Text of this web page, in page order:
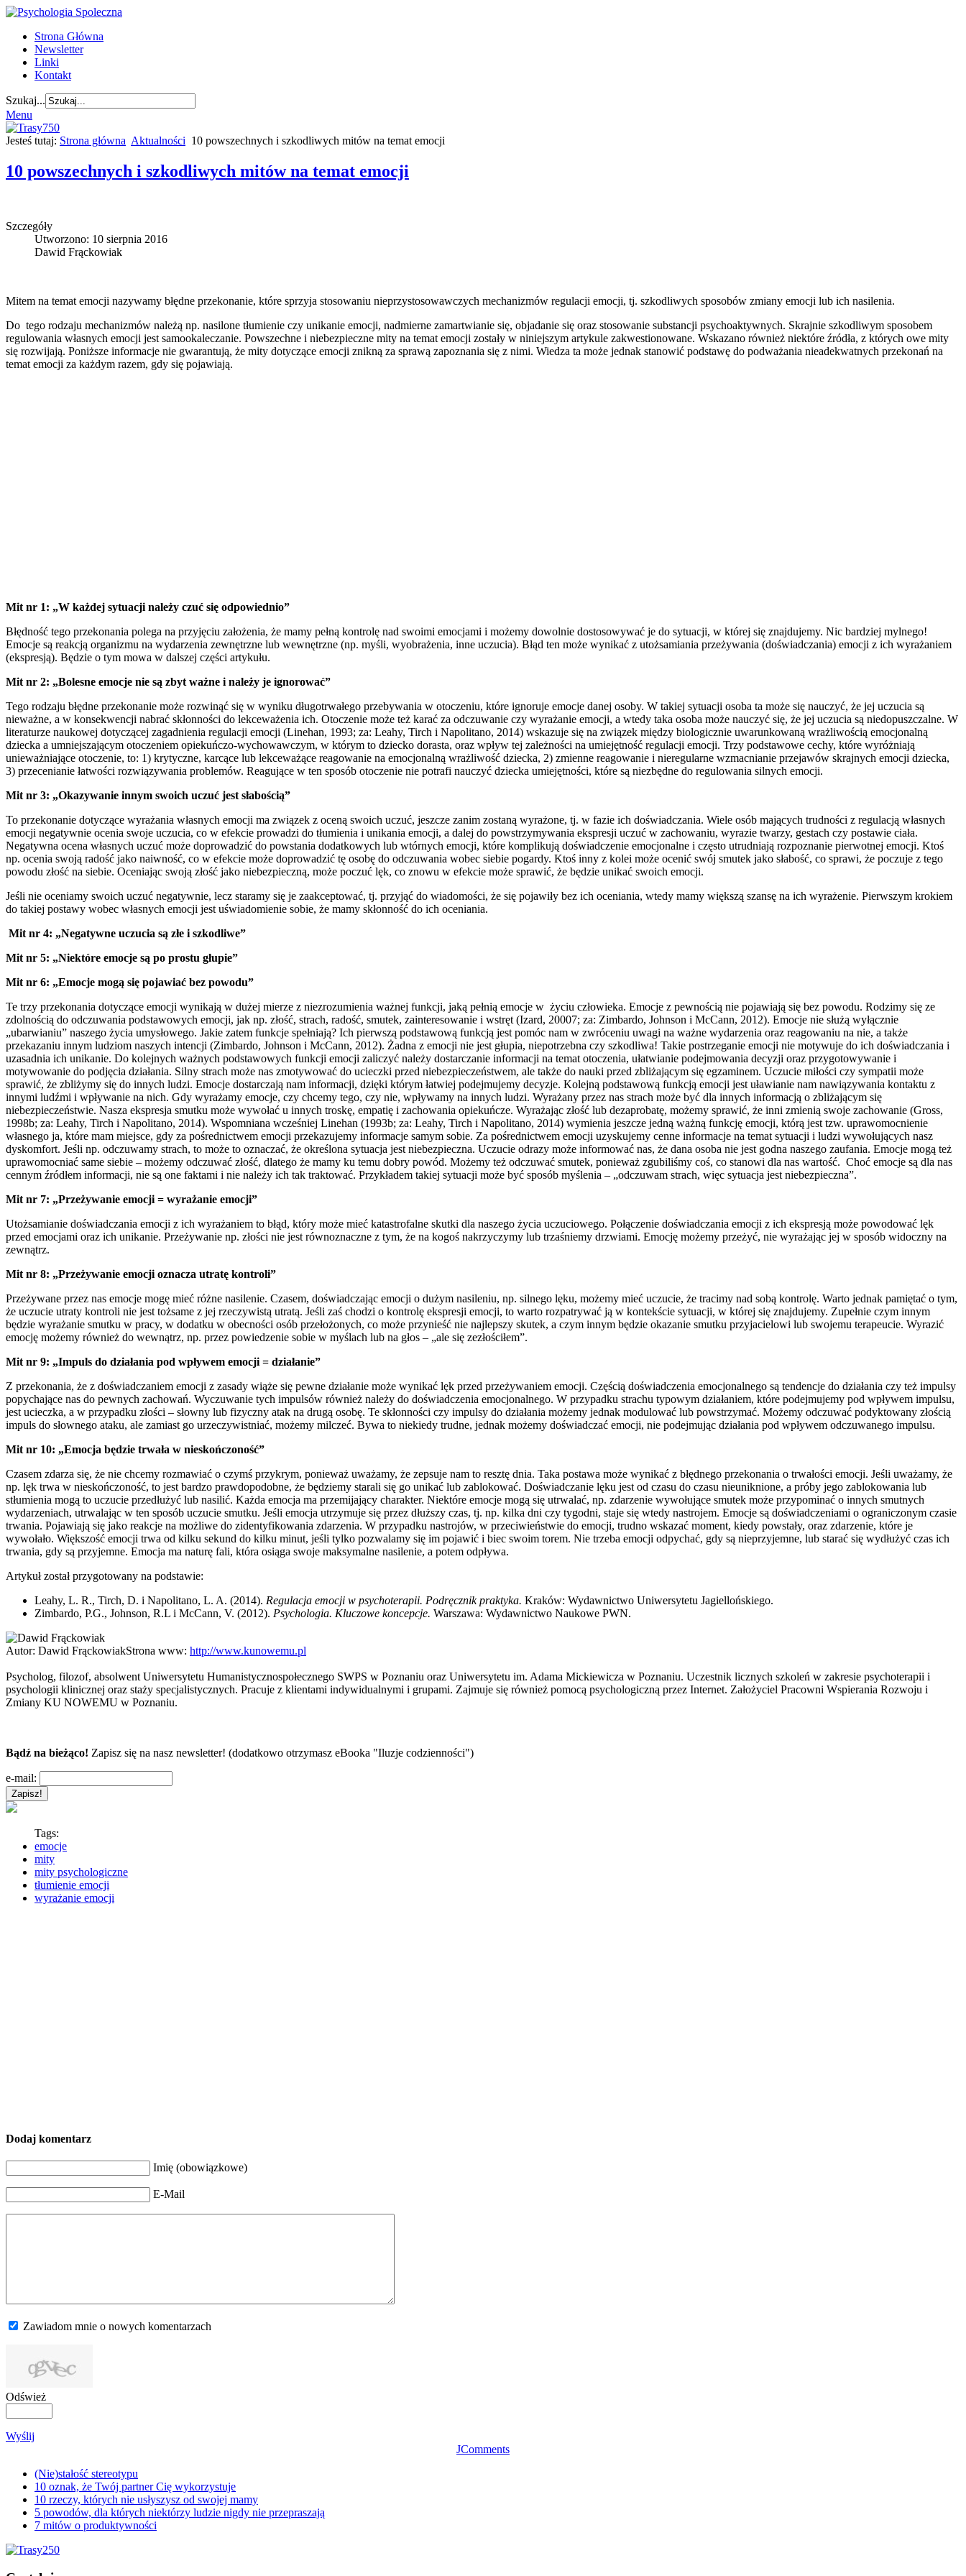
Strona Główna
Newsletter
Linki
Kontakt
Szukaj...
Menu
Jesteś tutaj: Strona główna Aktualności 10 powszechnych i szkodliwych mitów na temat emocji
10 powszechnych i szkodliwych mitów na temat emocji
Szczegóły
Utworzono: 10 sierpnia 2016
Dawid Frąckowiak
Mitem na temat emocji nazywamy błędne przekonanie, które sprzyja stosowaniu nieprzystosowawczych mechanizmów regulacji emocji, tj. szkodliwych sposobów zmiany emocji lub ich nasilenia.
Do tego rodzaju mechanizmów należą np. nasilone tłumienie czy unikanie emocji, nadmierne zamartwianie się, objadanie się oraz stosowanie substancji psychoaktywnych. Skrajnie szkodliwym sposobem
regulowania własnych emocji jest samookaleczanie. Powszechne i niebezpieczne mity na temat emocji zostały w niniejszym artykule zakwestionowane. Wskazano również niektóre źródła, z których owe mity
się rozwijają. Poniższe informacje nie gwarantują, że mity dotyczące emocji znikną za sprawą zapoznania się z nimi. Wiedza ta może jednak stanowić podstawę do podważania nieadekwatnych przekonań na
temat emocji za każdym razem, gdy się pojawiają.
Mit nr 1: „W każdej sytuacji należy czuć się odpowiednio”
Błędność tego przekonania polega na przyjęciu założenia, że mamy pełną kontrolę nad swoimi emocjami i możemy dowolnie dostosowywać je do sytuacji, w której się znajdujemy. Nic bardziej mylnego!
Emocje są reakcją organizmu na wydarzenia zewnętrzne lub wewnętrzne (np. myśli, wyobrażenia, inne uczucia). Błąd ten może wynikać z utożsamiania przeżywania (doświadczania) emocji z ich wyrażaniem
(ekspresją). Będzie o tym mowa w dalszej części artykułu.
Mit nr 2: „Bolesne emocje nie są zbyt ważne i należy je ignorować”
Tego rodzaju błędne przekonanie może rozwinąć się w wyniku długotrwałego przebywania w otoczeniu, które ignoruje emocje danej osoby. W takiej sytuacji osoba ta może się nauczyć, że jej uczucia są
nieważne, a w konsekwencji nabrać skłonności do lekceważenia ich. Otoczenie może też karać za odczuwanie czy wyrażanie emocji, a wtedy taka osoba może nauczyć się, że jej uczucia są niedopuszczalne. W
literaturze naukowej dotyczącej zagadnienia regulacji emocji (Linehan, 1993; za: Leahy, Tirch i Napolitano, 2014) wskazuje się na związek między biologicznie uwarunkowaną wrażliwością emocjonalną
dziecka a umniejszającym otoczeniem opiekuńczo-wychowawczym, w którym to dziecko dorasta, oraz wpływ tej zależności na umiejętność regulacji emocji. Trzy podstawowe cechy, które wyróżniają
unieważniające otoczenie, to: 1) krytyczne, karcące lub lekceważące reagowanie na emocjonalną wrażliwość dziecka, 2) zmienne reagowanie i nieregularne wzmacnianie przejawów skrajnych emocji dziecka,
3) przecenianie łatwości rozwiązywania problemów. Reagujące w ten sposób otoczenie nie potrafi nauczyć dziecka umiejętności, które są niezbędne do regulowania silnych emocji.
Mit nr 3: „Okazywanie innym swoich uczuć jest słabością”
To przekonanie dotyczące wyrażania własnych emocji ma związek z oceną swoich uczuć, jeszcze zanim zostaną wyrażone, tj. w fazie ich doświadczania. Wiele osób mających trudności z regulacją własnych
emocji negatywnie ocenia swoje uczucia, co w efekcie prowadzi do tłumienia i unikania emocji, a dalej do powstrzymywania ekspresji uczuć w zachowaniu, wyrazie twarzy, gestach czy postawie ciała.
Negatywna ocena własnych uczuć może doprowadzić do powstania dodatkowych lub wtórnych emocji, które komplikują doświadczenie emocjonalne i często utrudniają rozpoznanie pierwotnej emocji. Ktoś
np. ocenia swoją radość jako naiwność, co w efekcie może doprowadzić tę osobę do odczuwania wobec siebie pogardy. Ktoś inny z kolei może ocenić swój smutek jako słabość, co sprawi, że poczuje z tego
powodu złość na siebie. Oceniając swoją złość jako niebezpieczną, może poczuć lęk, co znowu w efekcie może sprawić, że będzie unikać swoich emocji.
Jeśli nie oceniamy swoich uczuć negatywnie, lecz staramy się je zaakceptować, tj. przyjąć do wiadomości, że się pojawiły bez ich oceniania, wtedy mamy większą szansę na ich wyrażenie. Pierwszym krokiem
do takiej postawy wobec własnych emocji jest uświadomienie sobie, że mamy skłonność do ich oceniania.
Mit nr 4: „Negatywne uczucia są złe i szkodliwe”
Mit nr 5: „Niektóre emocje są po prostu głupie”
Mit nr 6: „Emocje mogą się pojawiać bez powodu”
Te trzy przekonania dotyczące emocji wynikają w dużej mierze z niezrozumienia ważnej funkcji, jaką pełnią emocje w życiu człowieka. Emocje z pewnością nie pojawiają się bez powodu. Rodzimy się ze
zdolnością do odczuwania podstawowych emocji, jak np. złość, strach, radość, smutek, zainteresowanie i wstręt (Izard, 20007; za: Zimbardo, Johnson i McCann, 2012). Emocje nie służą wyłącznie
„ubarwianiu” naszego życia umysłowego. Jakie zatem funkcje spełniają? Ich pierwszą podstawową funkcją jest pomóc nam w zwróceniu uwagi na ważne wydarzenia oraz reagowaniu na nie, a także
przekazaniu innym ludziom naszych intencji (Zimbardo, Johnson i McCann, 2012). Żadna z emocji nie jest głupia, niepotrzebna czy szkodliwa! Takie postrzeganie emocji nie motywuje do ich doświadczania i
uzasadnia ich unikanie. Do kolejnych ważnych podstawowych funkcji emocji zaliczyć należy dostarczanie informacji na temat otoczenia, ułatwianie podejmowania decyzji oraz przygotowywanie i
motywowanie do podjęcia działania. Silny strach może nas zmotywować do ucieczki przed niebezpieczeństwem, ale także do nauki przed zbliżającym się egzaminem. Uczucie miłości czy sympatii może
sprawić, że zbliżymy się do innych ludzi. Emocje dostarczają nam informacji, dzięki którym łatwiej podejmujemy decyzje. Kolejną podstawową funkcją emocji jest uławianie nam nawiązywania kontaktu z
innymi ludźmi i wpływanie na nich. Gdy wyrażamy emocje, czy chcemy tego, czy nie, wpływamy na innych ludzi. Wyrażany przez nas strach może być dla innych informacją o zbliżającym się
niebezpieczeństwie. Nasza ekspresja smutku może wywołać u innych troskę, empatię i zachowania opiekuńcze. Wyrażając złość lub dezaprobatę, możemy sprawić, że inni zmienią swoje zachowanie (Gross,
1998b; za: Leahy, Tirch i Napolitano, 2014). Wspomniana wcześniej Linehan (1993b; za: Leahy, Tirch i Napolitano, 2014) wymienia jeszcze jedną ważną funkcję emocji, którą jest tzw. uprawomocnienie
własnego ja, które mam miejsce, gdy za pośrednictwem emocji przekazujemy informacje samym sobie. Za pośrednictwem emocji uzyskujemy cenne informacje na temat sytuacji i ludzi wywołujących nasz
dyskomfort. Jeśli np. odczuwamy strach, to może to oznaczać, że określona sytuacja jest niebezpieczna. Uczucie odrazy może informować nas, że dana osoba nie jest godna naszego zaufania. Emocje mogą też
uprawomocniać same siebie – możemy odczuwać złość, dlatego że mamy ku temu dobry powód. Możemy też odczuwać smutek, ponieważ zgubiliśmy coś, co stanowi dla nas wartość. Choć emocje są dla nas
cennym źródłem informacji, nie są one faktami i nie należy ich tak traktować. Przykładem takiej sytuacji może być sposób myślenia – „odczuwam strach, więc sytuacja jest niebezpieczna”.
Mit nr 7: „Przeżywanie emocji = wyrażanie emocji”
Utożsamianie doświadczania emocji z ich wyrażaniem to błąd, który może mieć katastrofalne skutki dla naszego życia uczuciowego. Połączenie doświadczania emocji z ich ekspresją może powodować lęk
przed emocjami oraz ich unikanie. Przeżywanie np. złości nie jest równoznaczne z tym, że na kogoś nakrzyczymy lub trzaśniemy drzwiami. Emocję możemy przeżyć, nie wyrażając jej w sposób widoczny na
zewnątrz.
Mit nr 8: „Przeżywanie emocji oznacza utratę kontroli”
Przeżywane przez nas emocje mogę mieć różne nasilenie. Czasem, doświadczając emocji o dużym nasileniu, np. silnego lęku, możemy mieć uczucie, że tracimy nad sobą kontrolę. Warto jednak pamiętać o tym,
że uczucie utraty kontroli nie jest tożsame z jej rzeczywistą utratą. Jeśli zaś chodzi o kontrolę ekspresji emocji, to warto rozpatrywać ją w kontekście sytuacji, w której się znajdujemy. Zupełnie czym innym
będzie wyrażanie smutku w pracy, w dodatku w obecności osób przełożonych, co może przynieść nie najlepszy skutek, a czym innym będzie okazanie smutku przyjacielowi lub swojemu terapeucie. Wyrazić
emocję możemy również do wewnątrz, np. przez powiedzenie sobie w myślach lub na głos – „ale się zezłościłem”.
Mit nr 9: „Impuls do działania pod wpływem emocji = działanie”
Z przekonania, że z doświadczaniem emocji z zasady wiąże się pewne działanie może wynikać lęk przed przeżywaniem emocji. Częścią doświadczenia emocjonalnego są tendencje do działania czy też impulsy
popychające nas do pewnych zachowań. Wyczuwanie tych impulsów również należy do doświadczenia emocjonalnego. W przypadku strachu typowym działaniem, które podejmujemy pod wpływem impulsu,
jest ucieczka, a w przypadku złości – słowny lub fizyczny atak na drugą osobę. Te skłonności czy impulsy do działania możemy jednak modulować lub powstrzymać. Możemy odczuwać podyktowany złością
impuls do słownego ataku, ale zamiast go urzeczywistniać, możemy milczeć. Bywa to niekiedy trudne, jednak możemy doświadczać emocji, nie podejmując działania pod wpływem odczuwanego impulsu.
Mit nr 10: „Emocja będzie trwała w nieskończoność”
Czasem zdarza się, że nie chcemy rozmawiać o czymś przykrym, ponieważ uważamy, że zepsuje nam to resztę dnia. Taka postawa może wynikać z błędnego przekonania o trwałości emocji. Jeśli uważamy, że
np. lęk trwa w nieskończoność, to jest bardzo prawdopodobne, że będziemy starali się go unikać lub zablokować. Doświadczanie lęku jest od czasu do czasu nieuniknione, a próby jego zablokowania lub
stłumienia mogą to uczucie przedłużyć lub nasilić. Każda emocja ma przemijający charakter. Niektóre emocje mogą się utrwalać, np. zdarzenie wywołujące smutek może przypominać o innych smutnych
wydarzeniach, utrwalając w ten sposób uczucie smutku. Jeśli emocja utrzymuje się przez dłuższy czas, tj. np. kilka dni czy tygodni, staje się wtedy nastrojem. Emocje są doświadczeniami o ograniczonym czasie
trwania. Pojawiają się jako reakcje na możliwe do zidentyfikowania zdarzenia. W przypadku nastrojów, w przeciwieństwie do emocji, trudno wskazać moment, kiedy powstały, oraz zdarzenie, które je
wywołało. Większość emocji trwa od kilku sekund do kilku minut, jeśli tylko pozwalamy się im pojawić i biec swoim torem. Nie trzeba emocji odpychać, gdy są nieprzyjemne, lub starać się wydłużyć czas ich
trwania, gdy są przyjemne. Emocja ma naturę fali, która osiąga swoje maksymalne nasilenie, a potem odpływa.
Artykuł został przygotowany na podstawie:
Leahy, L. R., Tirch, D. i Napolitano, L. A. (2014). Regulacja emocji w psychoterapii. Podręcznik praktyka. Kraków: Wydawnictwo Uniwersytetu Jagiellońskiego.
Zimbardo, P.G., Johnson, R.L i McCann, V. (2012). Psychologia. Kluczowe koncepcje. Warszawa: Wydawnictwo Naukowe PWN.
Autor: Dawid FrąckowiakStrona www: http://www.kunowemu.pl
Psycholog, filozof, absolwent Uniwersytetu Humanistycznospołecznego SWPS w Poznaniu oraz Uniwersytetu im. Adama Mickiewicza w Poznaniu. Uczestnik licznych szkoleń w zakresie psychoterapii i
psychologii klinicznej oraz staży specjalistycznych. Pracuje z klientami indywidualnymi i grupami. Zajmuje się również pomocą psychologiczną przez Internet. Założyciel Pracowni Wspierania Rozwoju i
Zmiany KU NOWEMU w Poznaniu.
Bądź na bieżąco! Zapisz się na nasz newsletter! (dodatkowo otrzymasz eBooka "Iluzje codzienności")
e-mail:
Tags:
emocje
mity
mity psychologiczne
tłumienie emocji
wyrażanie emocji
Dodaj komentarz
Imię (obowiązkowe)
E-Mail
Zawiadom mnie o nowych komentarzach
Odśwież
Wyślij
JComments
(Nie)stałość stereotypu
10 oznak, że Twój partner Cię wykorzystuje
10 rzeczy, których nie usłyszysz od swojej mamy
5 powodów, dla których niektórzy ludzie nigdy nie przepraszają
7 mitów o produktywności